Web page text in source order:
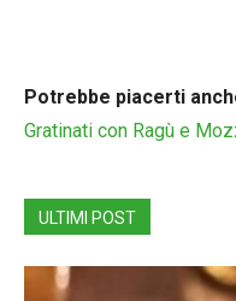
Potrebbe piacerti
Gratinati con Ragù e
ULTIMI POST